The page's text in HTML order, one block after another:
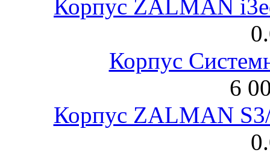
Корпус ZALMAN
Корпус
6
Корпус ZALMAN